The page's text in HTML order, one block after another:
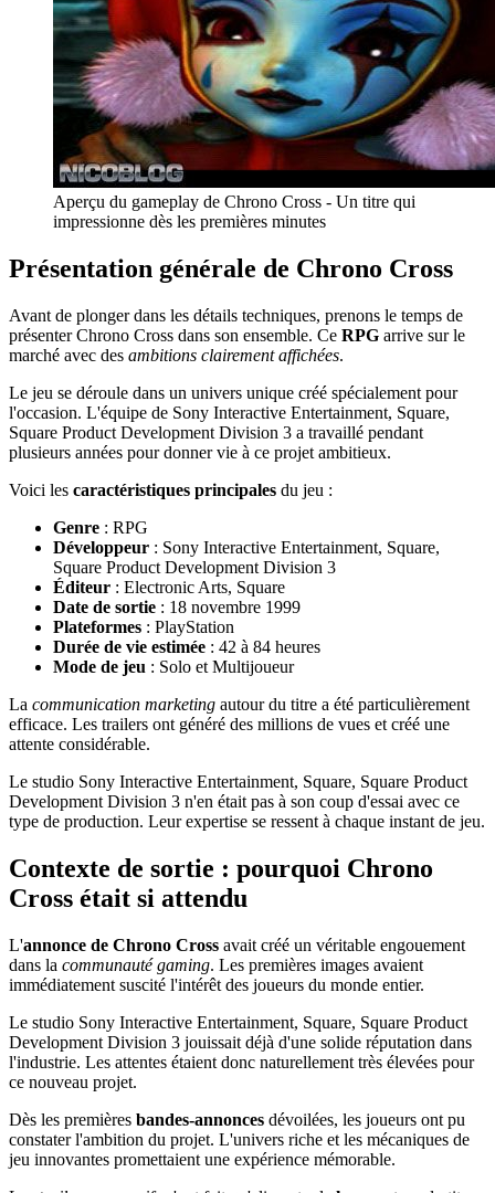
Aperçu du gameplay de Chrono Cross - Un titre qui
impressionne dès les premières minutes
Présentation générale de Chrono Cross
Avant de plonger dans les détails techniques, prenons le temps de
présenter Chrono Cross dans son ensemble. Ce RPG arrive sur le
marché avec des ambitions clairement affichées.
Le jeu se déroule dans un univers unique créé spécialement pour
l'occasion. L'équipe de Sony Interactive Entertainment, Square,
Square Product Development Division 3 a travaillé pendant
plusieurs années pour donner vie à ce projet ambitieux.
Voici les caractéristiques principales du jeu :
Genre : RPG
Développeur : Sony Interactive Entertainment, Square,
Square Product Development Division 3
Éditeur : Electronic Arts, Square
Date de sortie : 18 novembre 1999
Plateformes : PlayStation
Durée de vie estimée : 42 à 84 heures
Mode de jeu : Solo et Multijoueur
La communication marketing autour du titre a été particulièrement
efficace. Les trailers ont généré des millions de vues et créé une
attente considérable.
Le studio Sony Interactive Entertainment, Square, Square Product
Development Division 3 n'en était pas à son coup d'essai avec ce
type de production. Leur expertise se ressent à chaque instant de jeu.
Contexte de sortie : pourquoi Chrono
Cross était si attendu
L'annonce de Chrono Cross avait créé un véritable engouement
dans la communauté gaming. Les premières images avaient
immédiatement suscité l'intérêt des joueurs du monde entier.
Le studio Sony Interactive Entertainment, Square, Square Product
Development Division 3 jouissait déjà d'une solide réputation dans
l'industrie. Les attentes étaient donc naturellement très élevées pour
ce nouveau projet.
Dès les premières bandes-annonces dévoilées, les joueurs ont pu
constater l'ambition du projet. L'univers riche et les mécaniques de
jeu innovantes promettaient une expérience mémorable.